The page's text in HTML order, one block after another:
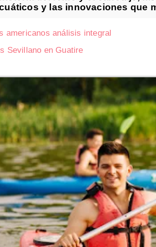
y las innovaciones que
americanos análisis integral
Sevillano en Guatire